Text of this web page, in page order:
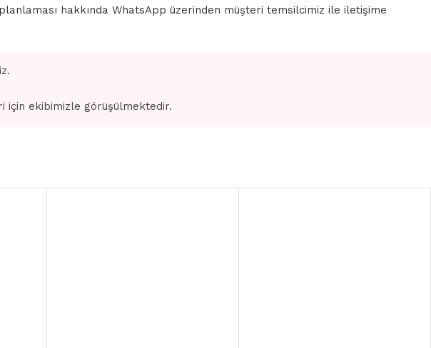
hakkında WhatsApp üzerinden müşteri temsilcimiz ile iletişime
için ekibimizle görüşülmektedir.